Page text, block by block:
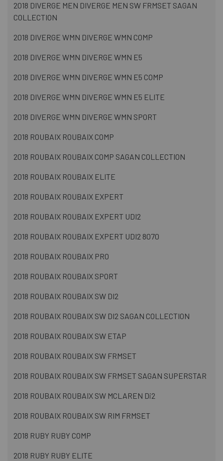
2018 DIVERGE MEN DIVERGE MEN SW FRMSET SAGAN
COLLECTION
2018 DIVERGE WMN DIVERGE WMN COMP
2018 DIVERGE WMN DIVERGE WMN E5
2018 DIVERGE WMN DIVERGE WMN E5 COMP
2018 DIVERGE WMN DIVERGE WMN E5 ELITE
2018 DIVERGE WMN DIVERGE WMN SPORT
2018 ROUBAIX ROUBAIX COMP
2018 ROUBAIX ROUBAIX COMP SAGAN COLLECTION
2018 ROUBAIX ROUBAIX ELITE
2018 ROUBAIX ROUBAIX EXPERT
2018 ROUBAIX ROUBAIX EXPERT UDI2
2018 ROUBAIX ROUBAIX EXPERT UDI2 8070
2018 ROUBAIX ROUBAIX PRO
2018 ROUBAIX ROUBAIX SPORT
2018 ROUBAIX ROUBAIX SW DI2
2018 ROUBAIX ROUBAIX SW DI2 SAGAN COLLECTION
2018 ROUBAIX ROUBAIX SW ETAP
2018 ROUBAIX ROUBAIX SW FRMSET
2018 ROUBAIX ROUBAIX SW FRMSET SAGAN SUPERSTAR
2018 ROUBAIX ROUBAIX SW MCLAREN Di2
2018 ROUBAIX ROUBAIX SW RIM FRMSET
2018 RUBY RUBY COMP
2018 RUBY RUBY ELITE